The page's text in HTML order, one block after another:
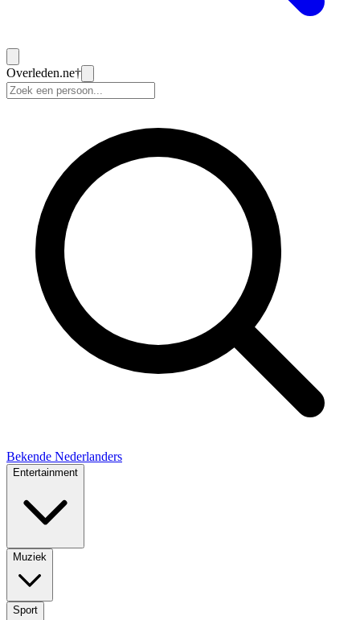
Overleden.ne†
Bekende Nederlanders
Entertainment
Muziek
Sport